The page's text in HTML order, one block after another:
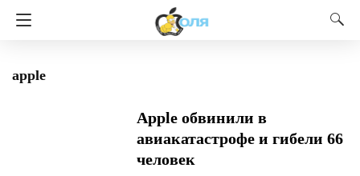
apple
Apple обвинили в
авиакатастрофе и гибели 66
человек